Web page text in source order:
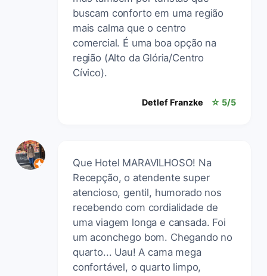
buscam conforto em uma região
mais calma que o centro
comercial. É uma boa opção na
região (Alto da Glória/Centro
Cívico).
Detlef Franzke ☆ 5/5
Que Hotel MARAVILHOSO! Na
Recepção, o atendente super
atencioso, gentil, humorado nos
recebendo com cordialidade de
uma viagem longa e cansada. Foi
um aconchego bom. Chegando no
quarto... Uau! A cama mega
confortável, o quarto limpo,